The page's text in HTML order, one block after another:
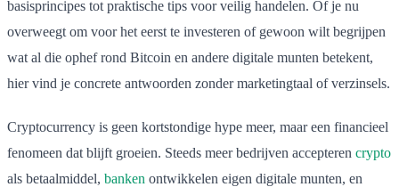
basisprincipes tot praktische tips voor veilig handelen. Of je nu
overweegt om voor het eerst te investeren of gewoon wilt begrijpen
wat al die ophef rond Bitcoin en andere digitale munten betekent,
hier vind je concrete antwoorden zonder marketingtaal of verzinsels.
Cryptocurrency is geen kortstondige hype meer, maar een financieel
fenomeen dat blijft groeien. Steeds meer bedrijven accepteren crypto
als betaalmiddel, banken ontwikkelen eigen digitale munten, en